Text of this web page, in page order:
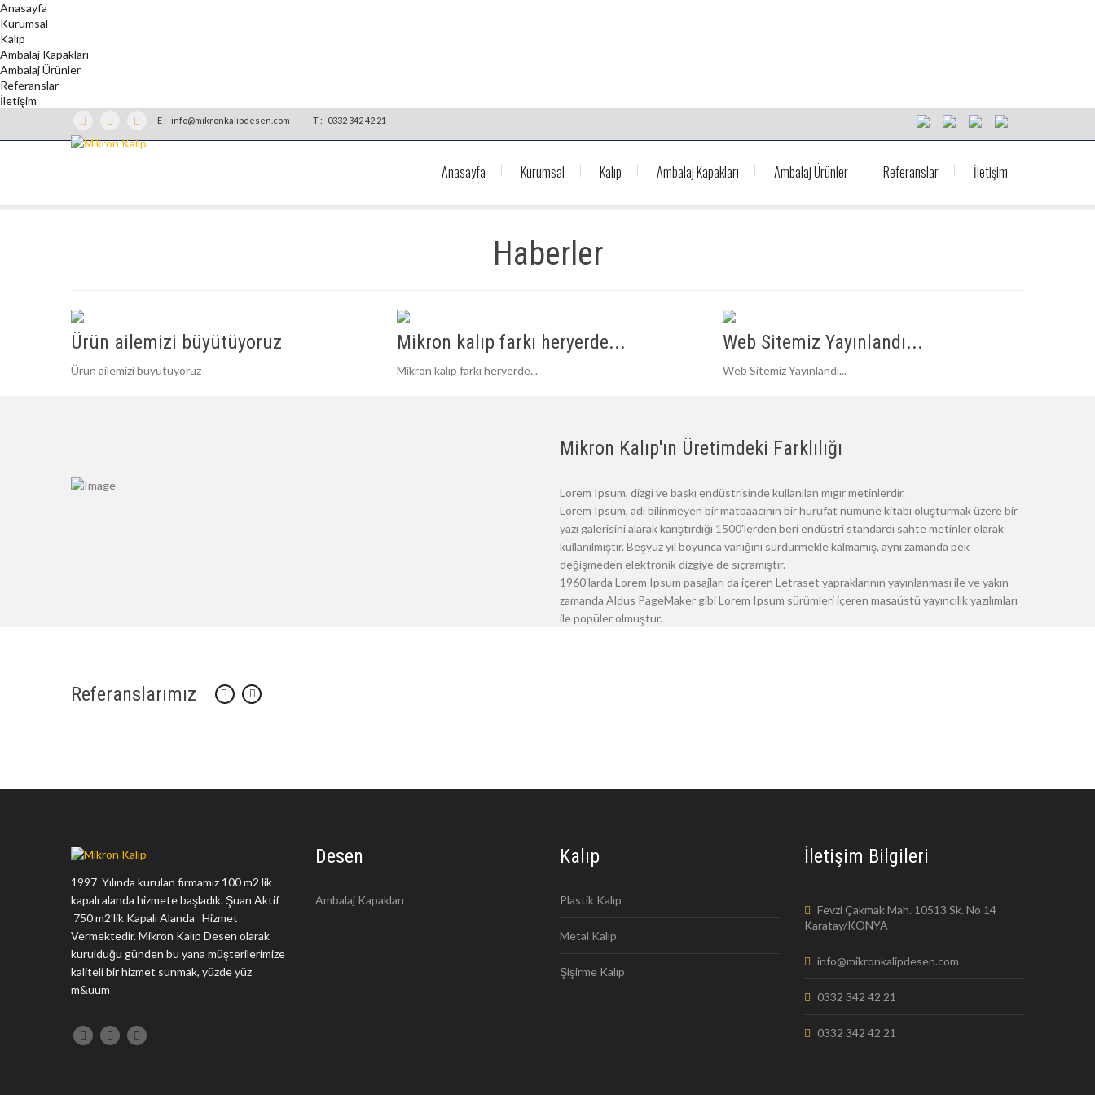
Anasayfa
Kurumsal
Kalıp
Ambalaj Kapakları
Ambalaj Ürünler
Referanslar
İletişim
E : info@mikronkalipdesen.com T : 0332 342 42 21
Anasayfa Kurumsal Kalıp Ambalaj Kapakları Ambalaj Ürünler Referanslar İletişim
Haberler
Ürün ailemizi büyütüyoruz
Ürün ailemizi büyütüyoruz
Mikron kalıp farkı heryerde...
Mikron kalıp farkı heryerde...
Web Sitemiz Yayınlandı...
Web Sitemiz Yayınlandı...
Mikron Kalıp'ın Üretimdeki Farklılığı
Lorem Ipsum, dizgi ve baskı endüstrisinde kullanılan mıgır metinlerdir.
Lorem Ipsum, adı bilinmeyen bir matbaacının bir hurufat numune kitabı oluşturmak üzere bir
yazı galerisini alarak karıştırdığı 1500'lerden beri endüstri standardı sahte metinler olarak
kullanılmıştır. Beşyüz yıl boyunca varlığını sürdürmekle kalmamış, aynı zamanda pek
değişmeden elektronik dizgiye de sıçramıştır.
1960'larda Lorem Ipsum pasajları da içeren Letraset yapraklarının yayınlanması ile ve yakın
zamanda Aldus PageMaker gibi Lorem Ipsum sürümleri içeren masaüstü yayıncılık yazılımları
ile popüler olmuştur.
Referanslarımız
1997 Yılında kurulan firmamız 100 m2 lik
kapalı alanda hizmete başladık. Şuan Aktif
750 m2'lik Kapalı Alanda Hizmet
Vermektedir. Mikron Kalıp Desen olarak
kurulduğu günden bu yana müşterilerimize
kaliteli bir hizmet sunmak, yüzde yüz
m&uum
Desen
Ambalaj Kapakları
Kalıp
Plastik Kalıp
Metal Kalıp
Şişirme Kalıp
İletişim Bilgileri
Fevzi Çakmak Mah. 10513 Sk. No 14
Karatay/KONYA
info@mikronkalipdesen.com
0332 342 42 21
0332 342 42 21